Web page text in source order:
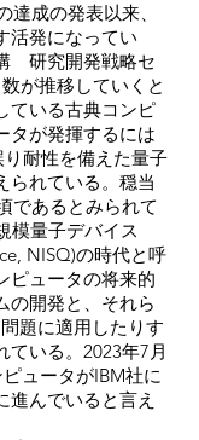
成の発表以来、
活発になってい
研究開発戦略セ
が推移していくと
ている古典コンピ
タが発揮するには
耐性を備えた量子
られている。穏当
であるとみられて
模量子デバイス
NISQ)の時代と呼
ピュータの将来的
の開発と、それら
題に適用したりす
ている。2023年7月
ュータがIBM社に
進んでいると言え